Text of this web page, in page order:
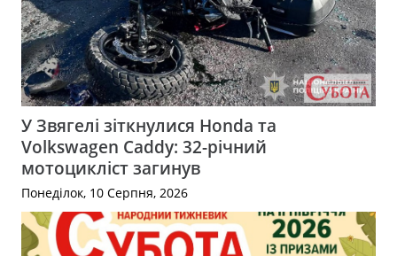
У Звягелі зіткнулися Honda та
Volkswagen Caddy: 32-річний
мотоцикліст загинув
Понеділок, 10 Серпня, 2026